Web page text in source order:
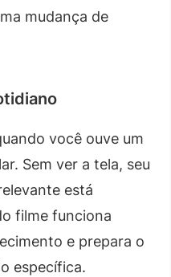
mudança de
você ouve um
Sem ver a tela, seu
está
filme funciona
e prepara o
específica.